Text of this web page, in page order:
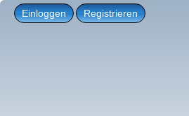
Einloggen Registrieren